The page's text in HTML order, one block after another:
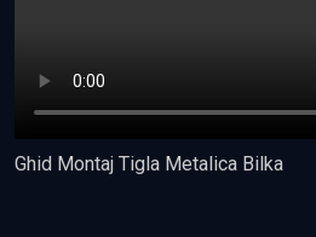
Ghid Montaj Tigla Metalica Bilka